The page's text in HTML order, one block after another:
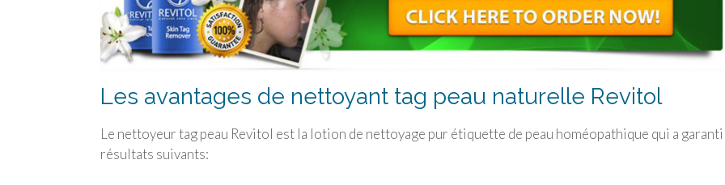
Les avantages de nettoyant tag peau naturelle Revitol
Le nettoyeur tag peau Revitol est la lotion de nettoyage pur étiquette de peau homéopathique qui a
résultats suivants: